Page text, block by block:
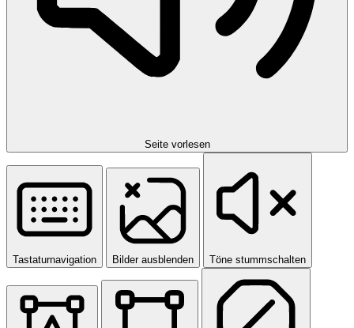
Seite vorlesen
Tastaturnavigation Bilder ausblenden Töne stummschalten